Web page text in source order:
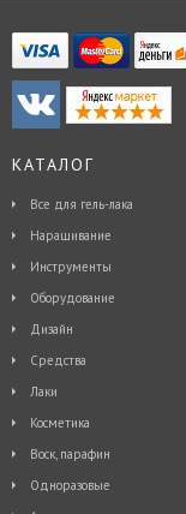
КАТАЛОГ
Все для гель-лака
Наращивание
Инструменты
Оборудование
Дизайн
Средства
Лаки
Косметика
Воск, парафин
Одноразовые